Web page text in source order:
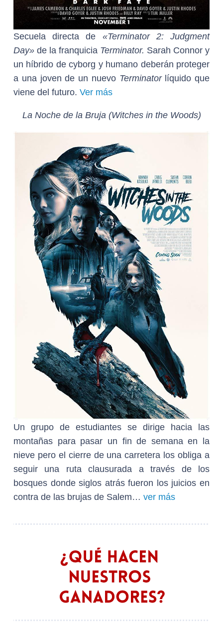
Secuela directa de «Terminator 2: Judgment
Day» de la franquicia Terminator. Sarah Connor y
un híbrido de cyborg y humano deberán proteger
a una joven de un nuevo Terminatorlíquido que
viene del futuro. Ver más
La Noche de la Bruja (Witches in the Woods)
Un grupo de estudiantes se dirige hacia las
montañas para pasar un fin de semana en la
nieve pero el cierre de una carretera los obliga a
seguir una ruta clausurada a través de los
bosques donde siglos atrás fueron los juicios en
contra de las brujas de Salem… ver más